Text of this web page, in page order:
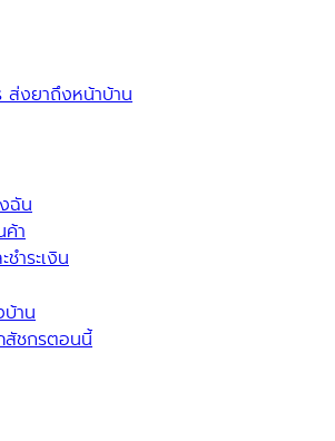
ส่งยาถึงหน้าบ้าน
ฉัน
ค้า
ำระเงิน
าน
สัชกรตอนนี้